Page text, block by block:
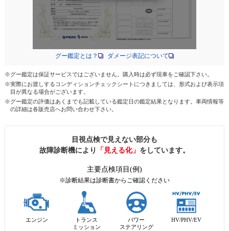
グー鑑定とは？ ダメージ表記について
※グー鑑定は保証サービスではございません。購入時は必ず現車をご確認下さい。
※実際にお渡しするコンディションチェックシートにつきましては、形式および表示項
目が異なる場合がございます。
※グー鑑定の評価はあくまでも記載している鑑定日の鑑定結果となります。車両情報等
の詳細は各販売店へお問い合わせ下さい。
目視点検で見えない部分も
故障診断機により
「見える化」 をしています。
主要点検項目(例)
※診断結果は診断書からご確認ください
エンジン
トランス
ミッション
パワー
ステアリング
HV/PHV/EV